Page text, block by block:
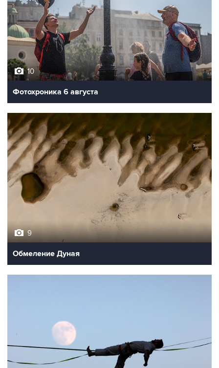
10
Фотохроника 6 августа
9
Обмеление Дуная